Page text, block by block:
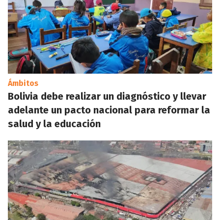
Ámbitos
Bolivia debe realizar un diagnóstico y llevar
adelante un pacto nacional para reformar la
salud y la educación